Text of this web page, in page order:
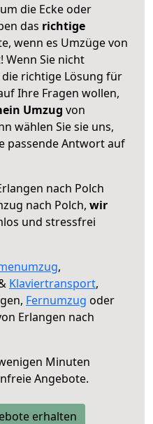
die Ecke oder
das richtige
wenn es Umzüge von
Wenn Sie nicht
richtige Lösung für
Ihre Fragen wollen,
Umzug von
wählen Sie sie uns,
passende Antwort auf
nach Polch
nach Polch, wir
und stressfrei
,
Klaviertransport,
Fernumzug oder
Erlangen nach
Minuten
Angebote.
erhalten